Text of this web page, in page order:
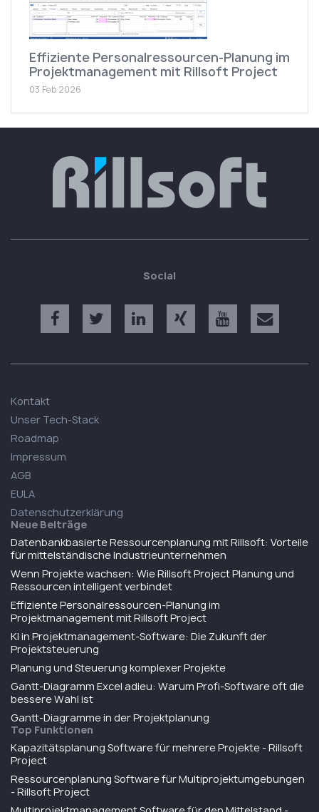
Effiziente Personalressourcen-Planung im
Projektmanagement mit Rillsoft Project
03 Feb 2026
Social
Kontakt
Unser Tech-Stack
Roadmap
Impressum
AGB
EULA
Datenschutzerklärung
Neue Beiträge
Datenbankbasierte Ressourcenplanung mit Rillsoft: Vorteile
für mittelständische Industrieunternehmen
Wenn Projekte wachsen: Wie Rillsoft Project Planung und
Ressourcen intelligent verbindet
Effiziente Personalressourcen-Planung im
Projektmanagement mit Rillsoft Project
KI in Projektmanagement-Software: Die Zukunft der
Projektsteuerung
Planung und Steuerung komplexer Projekte
Gantt-Diagramm Excel adieu: Warum Profi-Software oft die
bessere Wahl ist
Gantt-Diagramme in der Projektplanung
Top Funktionen
Kapazitätsplanung Software für mehrere Projekte - Rillsoft
Project
Ressourcenplanung Software für Multiprojektumgebungen
- Rillsoft Project